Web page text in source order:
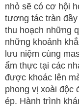
nhỏ sẽ có cơ hội
tương tác tràn
thu hoạch những
những khoảnh
lưu niệm cùng
ẩm thực tại các
được khoác lên
phong vị xoài độc
ép. Hành trình